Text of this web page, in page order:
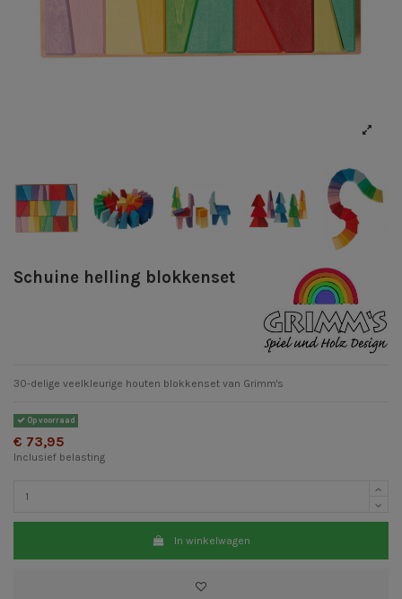
Schuine helling blokkenset
30-delige veelkleurige houten blokkenset van Grimm's
Op voorraad
€ 73,95
Inclusief belasting
In winkelwagen